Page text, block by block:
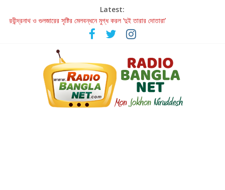
Latest:
রবীন্দ্রনাথ ও গুলজারের সৃষ্টির মেলবন্ধনে মুগ্ধ করল ‘দুই তারার দোতারা’
কলের গান থেকে রীলস্ — বাঙালির গান শোনার বিবর্তনের গল্প
জগন্নাথমঙ্গলম্ — বাংলায় প্রথমবার মঞ্চে এবার রথযাত্রার উদযাপন
Retribution: A Thought-Provoking Short Film That Challenges
Our Understanding of Justice
হাওয়া বদলের টলিউডে ‘তুমি এলে তাই’